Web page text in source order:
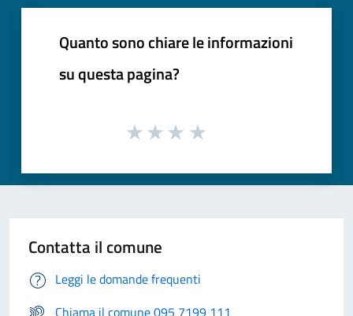
Quanto sono chiare le informazioni
su questa pagina?
Contatta il comune
Leggi le domande frequenti
Chiama il comune 095 7199 111